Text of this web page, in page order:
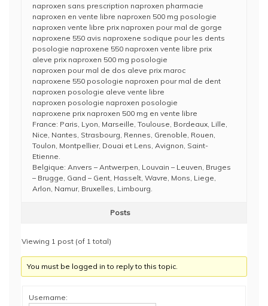
naproxen sans prescription naproxen pharmacie
naproxen en vente libre naproxen 500 mg posologie
naproxen vente libre prix naproxen pour mal de gorge
naproxene 550 avis naproxene sodique pour les dents
posologie naproxene 550 naproxen vente libre prix
aleve prix naproxen 500 mg posologie
naproxen pour mal de dos aleve prix maroc
naproxene 550 posologie naproxen pour mal de dent
naproxen posologie aleve vente libre
naproxen posologie naproxen posologie
naproxene prix naproxen 500 mg en vente libre
France: Paris, Lyon, Marseille, Toulouse, Bordeaux, Lille,
Nice, Nantes, Strasbourg, Rennes, Grenoble, Rouen,
Toulon, Montpellier, Douai et Lens, Avignon, Saint-
Etienne.
Belgique: Anvers – Antwerpen, Louvain – Leuven, Bruges
– Brugge, Gand – Gent, Hasselt, Wavre, Mons, Liege,
Arlon, Namur, Bruxelles, Limbourg.
Posts
Viewing 1 post (of 1 total)
You must be logged in to reply to this topic.
Username: